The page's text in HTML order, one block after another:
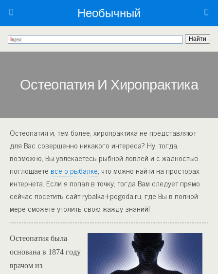
Необычный
Остеопатия И Хиропрактика
Остеопатия и, тем более, хиропрактика не представляют
для Вас совершенно никакого интереса? Ну, тогда,
возможно, Вы увлекаетесь рыбной ловлей и с жадностью
поглощаетевсе о рыбалке, что можно найти на просторах
интернета. Если я попал в точку, тогда Вам следует прямо
сейчас посетить сайт rybalka-i-pogoda.ru, где Вы в полной
мере сможете утолить свою жажду знаний!
Остеопатия была
основана в 1874 году
врачом из